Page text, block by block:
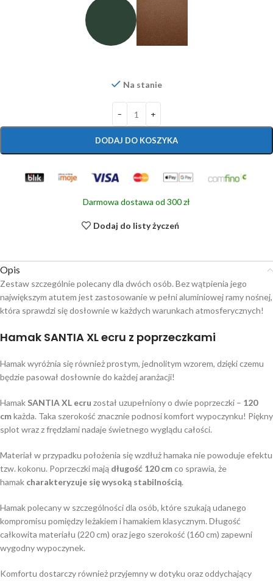
Na stanie
DODAJ DO KOSZYKA
Darmowa dostawa od 300 zł
Dodaj do listy życzeń
Opis
Zestaw szczególnie polecany dla dwóch osób. Bez wątpienia jego
największym atutem jest zastosowanie w pełni aluminiowej ramy nośnej,
która sprawdzi się dosłownie w każdych warunkach atmosferycznych!
Hamak SANTIA XL ecru z poprzeczkami
Hamak wyróżnia się również prostym, jednolitym wzorem, dzięki czemu
będzie pasował dosłownie do każdej aranżacji!
Hamak SANTIA XL ecru został uzupełniony o dwie poprzeczki – 120
cmkażda. Taka szerokość znacznie podnosi komfort wypoczynku! Piękny
splot wraz z frędzlami nadaje świetnego wyglądu całości.
Materiał w przypadku położenia się wzdłuż hamaka nie powoduje efektu
tzw. kokonu. Poprzeczki mają długość 120 cmco sprawia, że
hamak charakteryzuje się wysoką stabilnością.
Hamak polecany w szczególności dla osób, które szukają udanego
kompromisu pomiędzy leżakiem i hamakiem klasycznym. Długość
całkowita materiału (220 cm) oraz jego szerokość (160 cm) zapewni
wygodny wypoczynek.
Komfortu dostarczy również przyjemny w dotyku oraz oddychający